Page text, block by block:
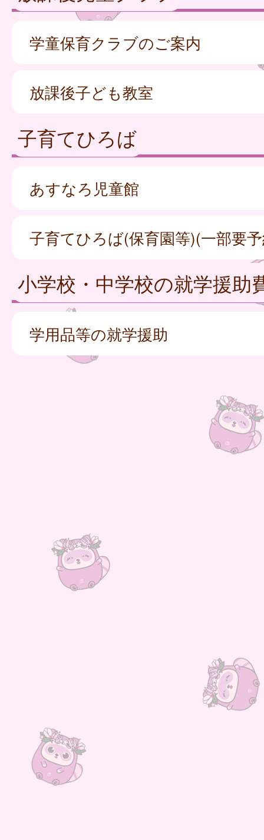
学童保育クラブのご案内
放課後子ども教室
子育てひろば
あすなろ児童館
子育てひろば(保育園等)(一部要
小学校・中学校の就学援助
学用品等の就学援助